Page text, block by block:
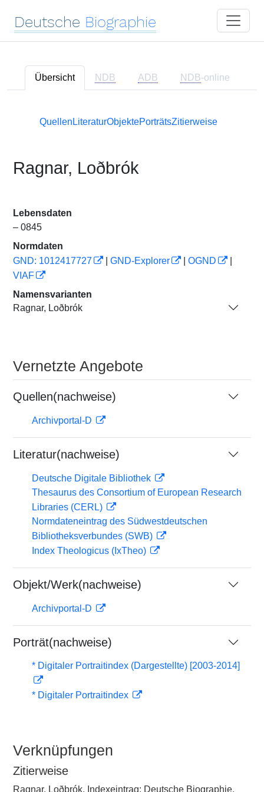
Deutsche Biographie
Übersicht NDB ADB NDB-online
Quellen LiteraturObjektePorträtsZitierweise
Ragnar, Loðbrók
Lebensdaten
– 0845
Normdaten
GND: 1012417727
GND-Explorer OGND
VIAF
Namensvarianten
Ragnar, Loðbrók
Vernetzte Angebote
Quellen(nachweise)
Archivportal-D
Literatur(nachweise)
Deutsche Digitale Bibliothek
Thesaurus des Consortium of European Research
Libraries (CERL)
Normdateneintrag des Südwestdeutschen
Bibliotheksverbundes (SWB)
Index Theologicus (IxTheo)
Objekt/Werk(nachweise)
Archivportal-D
Porträt(nachweise)
* Digitaler Portraitindex (Dargestellte) [2003-2014]
* Digitaler Portraitindex
Verknüpfungen
Zitierweise
Ragnar, Loðbrók, Indexeintrag: Deutsche Biographie,